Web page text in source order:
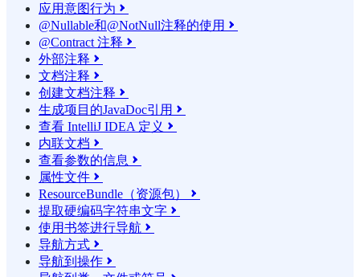
应用意图行为 
@Nullable和@NotNull注释的使用 
@Contract 注释 
外部注释 
文档注释 
创建文档注释 
生成项目的JavaDoc引用 
查看 IntelliJ IDEA 定义 
内联文档 
查看参数的信息 
属性文件 
ResourceBundle（资源包） 
提取硬编码字符串文字 
使用书签进行导航 
导航方式 
导航到操作 